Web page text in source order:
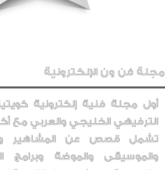
مجلة فن ون الإلكترونية
أول مجلة فنية إلكترونية
الترفيهي الخليجي والعربي مع
تشمل قصص عن المشاهير
والموسيقى والموضة وبرامج